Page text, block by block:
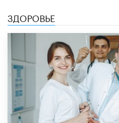
ЗДОРОВЬЕ